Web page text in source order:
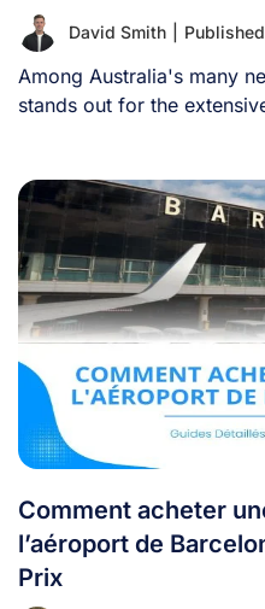
David Smith
Among Australia's many
stands out for the
Comment acheter
l’aéroport de
Prix